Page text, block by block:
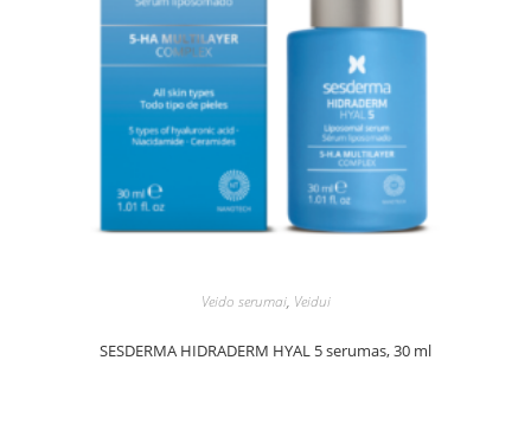
Veido serumai, Veidui
SESDERMA HIDRADERM HYAL 5 serumas, 30 ml